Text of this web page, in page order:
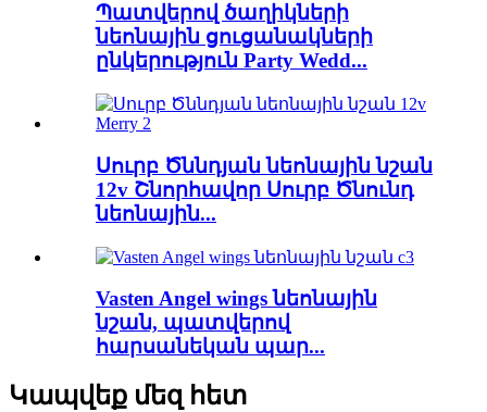
Պատվերով ծաղիկների
նեոնային ցուցանակների
ընկերություն Party Wedd...
Սուրբ Ծննդյան նեոնային նշան
12v Շնորհավոր Սուրբ Ծնունդ
նեոնային...
Vasten Angel wings նեոնային
նշան, պատվերով
հարսանեկան պար...
Կապվեք մեզ հետ